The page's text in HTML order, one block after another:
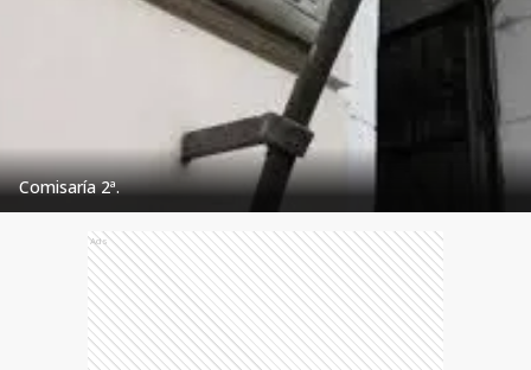
Comisaría 2ª.
Ads